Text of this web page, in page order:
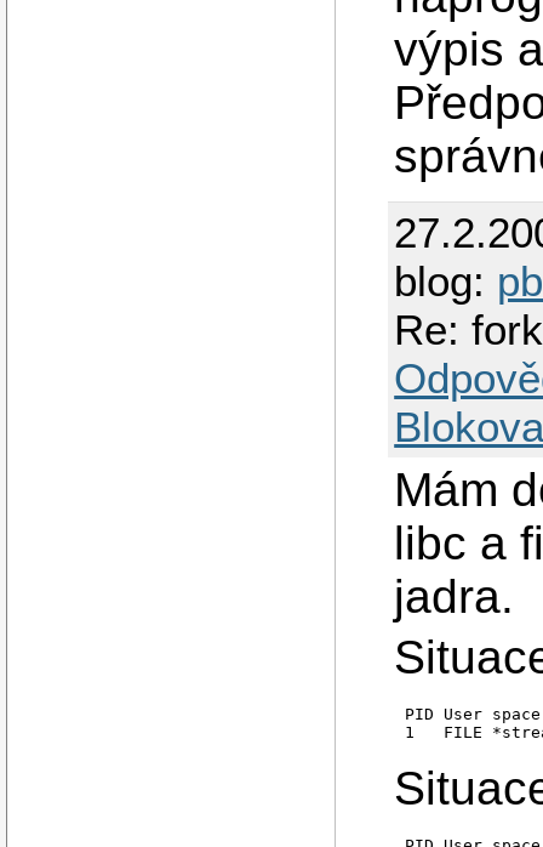
výpis
blog: pb
Re:
Mám
libc a
jadra.
PID User